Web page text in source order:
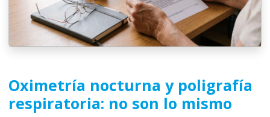
Oximetría nocturna y poligrafía
respiratoria: no son lo mismo